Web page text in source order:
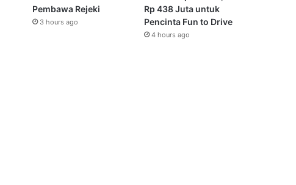
Pembawa Rejeki
3 hours ago
Rp 438 Juta untuk
Pencinta Fun to Drive
4 hours ago